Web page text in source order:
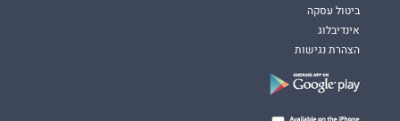
ביטול עסקה
אינדיבלוג
הצהרת נגישות